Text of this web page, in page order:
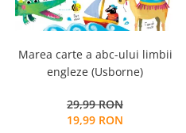
Marea carte a abc-ului limbii
engleze (Usborne)
29,99 RON
19,99 RON